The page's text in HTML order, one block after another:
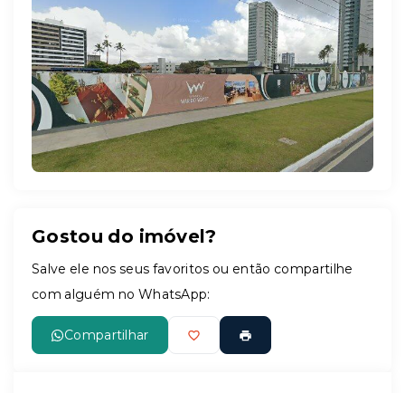
Leaflet
Gostou do imóvel?
Salve ele nos seus favoritos ou então compartilhe
com alguém no WhatsApp:
Compartilhar